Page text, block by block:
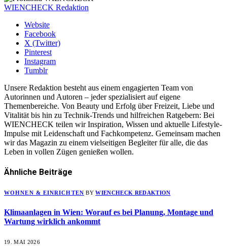
WIENCHECK Redaktion
Website
Facebook
X (Twitter)
Pinterest
Instagram
Tumblr
Unsere Redaktion besteht aus einem engagierten Team von
Autorinnen und Autoren – jeder spezialisiert auf eigene
Themenbereiche. Von Beauty und Erfolg über Freizeit, Liebe und
Vitalität bis hin zu Technik-Trends und hilfreichen Ratgebern: Bei
WIENCHECK teilen wir Inspiration, Wissen und aktuelle Lifestyle-
Impulse mit Leidenschaft und Fachkompetenz. Gemeinsam machen
wir das Magazin zu einem vielseitigen Begleiter für alle, die das
Leben in vollen Zügen genießen wollen.
Ähnliche Beiträge
WOHNEN & EINRICHTEN BY WIENCHECK REDAKTION
Klimaanlagen in Wien: Worauf es bei Planung, Montage und
Wartung wirklich ankommt
19. MAI 2026